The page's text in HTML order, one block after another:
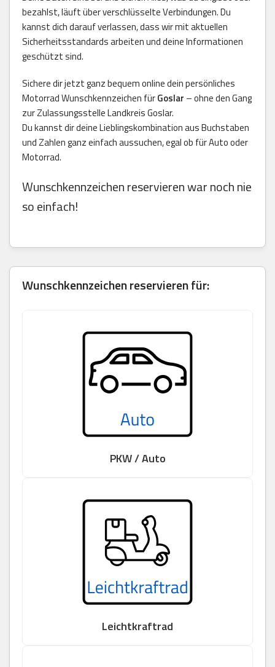
bezahlst, läuft über verschlüsselte Verbindungen. Du
kannst dich darauf verlassen, dass wir mit aktuellen
Sicherheitsstandards arbeiten und deine Informationen
geschützt sind.
Sichere dir jetzt ganz bequem online dein persönliches
Motorrad Wunschkennzeichen fürGoslar – ohne den Gang
zur Zulassungsstelle Landkreis Goslar.
Du kannst dir deine Lieblingskombination aus Buchstaben
und Zahlen ganz einfach aussuchen, egal ob für Auto oder
Motorrad.
Wunschkennzeichen reservieren war noch nie
so einfach!
Wunschkennzeichen reservieren für:
PKW / Auto
Leichtkraftrad